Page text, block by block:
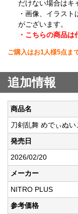
だけない場合はキ
・画像、イラス
がございます。
・こちらの商品は
ご購入はお1人様5点ま
追加情報
商品名
刀剣乱舞 めでぃぬ
発売日
2026/02/20
メーカー
NITRO PLUS
参考価格